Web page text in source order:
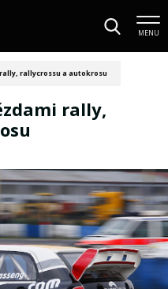
MENU
rallycrossu a autokrosu
rally,